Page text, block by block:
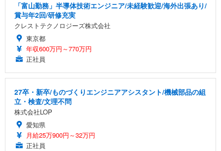
「富山勤務」半導体技術エンジニア/未経験歓迎/海外出張あり/
賞与年2回/研修充実
クレストテクノロジーズ株式会社
東京都
年収600万円～770万円
正社員
27卒・新卒/ものづくりエンジニアアシスタント/機械部品の組
立・検査/文理不問
株式会社LOP
愛知県
月給25万900円～32万円
正社員